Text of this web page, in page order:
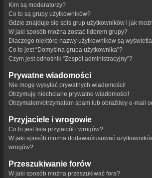
Kim są moderatorzy?
Co to są grupy użytkowników?
Gdzie znajduje się spis grup użytkowników i jak
W jaki sposób można zostać liderem grupy?
Dlaczego niektóre nazwy użytkowników są
Co to jest “Domyślna grupa użytkownika”?
Czym jest odnośnik “Zespół administracyjny”?
Prywatne wiadomości
Nie mogę wysyłać prywatnych wiadomości!
Otrzymuję niechciane prywatne wiadomości!
Otrzymałem/otrzymałam spam lub obraźliwy e-mail
Przyjaciele i wrogowie
Co to jest lista przyjaciół i wrogów?
W jaki sposób można dodawać/usuwać
wrogów?
Przeszukiwanie forów
W jaki sposób można przeszukiwać fora?